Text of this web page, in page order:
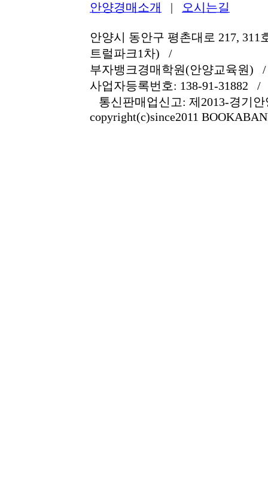
안양경매소개 | 오시는길
안양시 동안구 평촌대로 217, 311
트럴파크1차) /
부자뱅크경매학원(안양교육원
사업자등록번호: 138-91-31882
통신판매업신고: 제2013-경기안
copyright(c)since2011